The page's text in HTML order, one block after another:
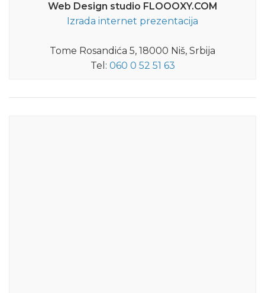
Web Design studio FLOOOXY.COM
Izrada internet prezentacija
Tome Rosandića 5, 18000 Niš, Srbija
Tel: 060 0 52 51 63